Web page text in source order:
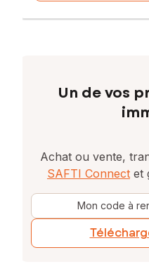
Un de vos
Achat ou vente,
SAFTI Connect et
Mon code à